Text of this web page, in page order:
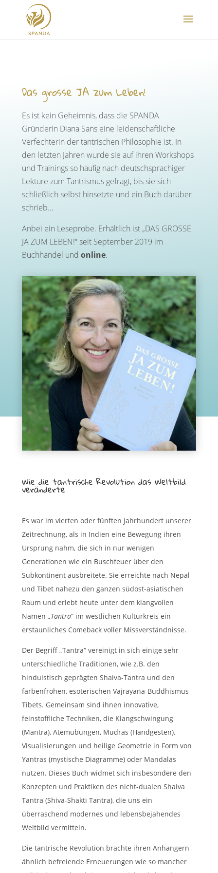
Das grosse JA zum Leben!
Es ist kein Geheimnis, dass die SPANDA
Gründerin Diana Sans eine leidenschaftliche
Verfechterin der tantrischen Philosophie ist. In
den letzten Jahren wurde sie auf ihren Workshops
und Trainings so häufig nach deutschsprachiger
Lektüre zum Tantrismus gefragt, bis sie sich
schließlich selbst hinsetzte und ein Buch darüber
schrieb…
Anbei ein Leseprobe. Erhältlich ist „DAS GROSSE
JA ZUM LEBEN!“ seit September 2019 im
Buchhandel und online.
Wie die tantrische Revolution das Weltbild
veränderte
Es war im vierten oder fünften Jahrhundert unserer
Zeitrechnung, als in Indien eine Bewegung ihren
Ursprung nahm, die sich in nur wenigen
Generationen wie ein Buschfeuer über den
Subkontinent ausbreitete. Sie erreichte nach Nepal
und Tibet nahezu den ganzen südost-asiatischen
Raum und erlebt heute unter dem klangvollen
Namen „Tantra“ im westlichen Kulturkreis ein
erstaunliches Comeback voller Missverständnisse.
Der Begriff „Tantra“ vereinigt in sich einige sehr
unterschiedliche Traditionen, wie z.B. den
hinduistisch geprägten Shaiva-Tantra und den
farbenfrohen, esoterischen Vajrayana-Buddhismus
Tibets. Gemeinsam sind ihnen innovative,
feinstoffliche Techniken, die Klangschwingung
(Mantra), Atemübungen, Mudras (Handgesten),
Visualisierungen und heilige Geometrie in Form von
Yantras (mystische Diagramme) oder Mandalas
nutzen. Dieses Buch widmet sich insbesondere den
Konzepten und Praktiken des nicht-dualen Shaiva
Tantra (Shiva-Shakti Tantra), die uns ein
überraschend modernes und lebensbejahendes
Weltbild vermitteln.
Die tantrische Revolution brachte ihren Anhängern
ähnlich befreiende Erneuerungen wie so mancher